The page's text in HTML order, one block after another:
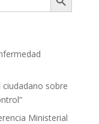
sobre
Ministerial